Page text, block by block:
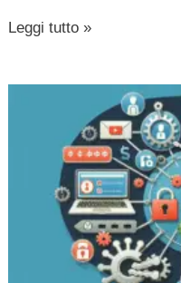
Leggi tutto »
password